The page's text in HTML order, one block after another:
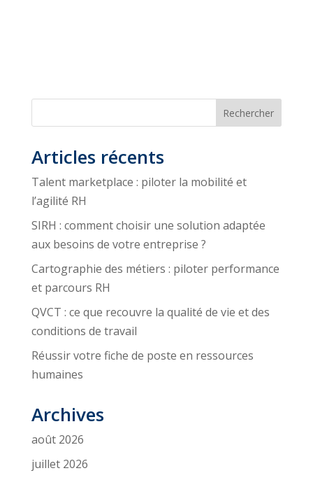
Rechercher
Articles récents
Talent marketplace : piloter la mobilité et
l’agilité RH
SIRH : comment choisir une solution adaptée
aux besoins de votre entreprise ?
Cartographie des métiers : piloter performance
et parcours RH
QVCT : ce que recouvre la qualité de vie et des
conditions de travail
Réussir votre fiche de poste en ressources
humaines
Archives
août 2026
juillet 2026